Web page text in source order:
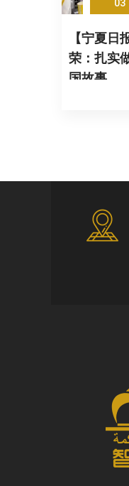
03
【宁夏日
荣：扎实
国故事